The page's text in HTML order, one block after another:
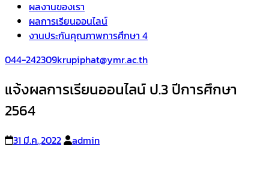
ผลงานของเรา
ผลการเรียนออนไลน์
งานประกันคุณภาพการศึกษา 4
044-242309krupiphat@ymr.ac.th
แจ้งผลการเรียนออนไลน์ ป.3 ปีการศึกษา
2564
31 มี.ค.,2022 admin